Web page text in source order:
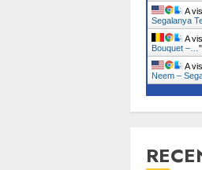
A
Segalanya
A
Bouquet –… "
A
Neem –